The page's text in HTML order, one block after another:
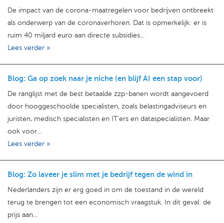
De impact van de corona-maatregelen voor bedrijven ontbreekt
als onderwerp van de coronaverhoren. Dat is opmerkelijk: er is
ruim 40 miljard euro aan directe subsidies...
Lees verder »
Blog: Ga op zoek naar je niche (en blijf AI een stap voor)
De ranglijst met de best betaalde zzp-banen wordt aangevoerd
door hooggeschoolde specialisten, zoals belastingadviseurs en
juristen, medisch specialisten en IT’ers en dataspecialisten. Maar
ook voor...
Lees verder »
Blog: Zo laveer je slim met je bedrijf tegen de wind in
Nederlanders zijn er erg goed in om de toestand in de wereld
terug te brengen tot een economisch vraagstuk. In dit geval: de
prijs aan...